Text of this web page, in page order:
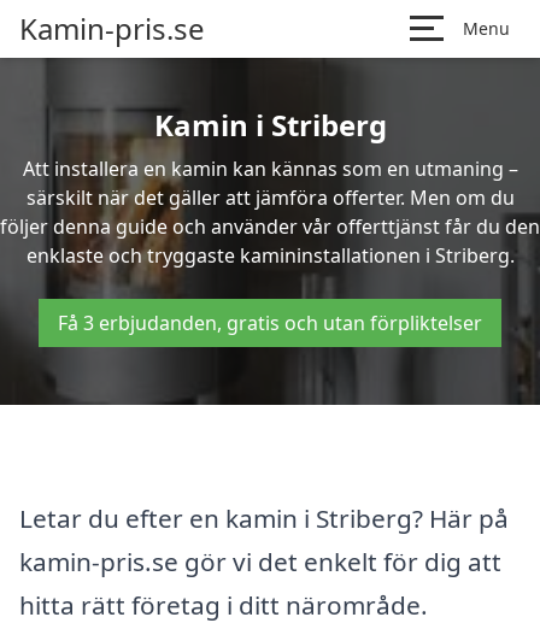
Kamin-pris.se Menu
Kamin i Striberg
Att installera en kamin kan kännas som en utmaning –
särskilt när det gäller att jämföra offerter. Men om du
följer denna guide och använder vår offerttjänst får du den
enklaste och tryggaste kamininstallationen i Striberg.
Få 3 erbjudanden, gratis och utan förpliktelser
Letar du efter en kamin i Striberg? Här på
kamin-pris.se gör vi det enkelt för dig att
hitta rätt företag i ditt närområde.